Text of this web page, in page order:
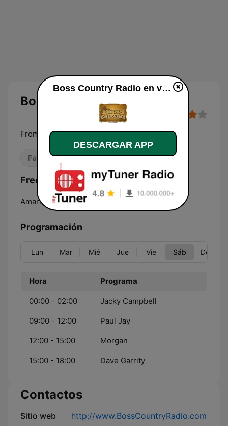
Boss Country Radio
From Hank To Blake
País
Frecuencias Boss Country Radio:
Amarillo: Online
Programación
Lun Mar Mié Jue Vie Sáb Dom
Hora Programa
00:00 - 02:00 Jacky Campbell
09:00 - 12:00 Paul Jay
12:00 - 15:00 Morgan
15:00 - 18:00 Dave Garrity
Contactos
Sitio web
http://www.BossCountryRadio.com
Boss Country Radio en vivo
DESCARGAR APP